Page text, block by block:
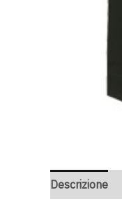
Descrizione